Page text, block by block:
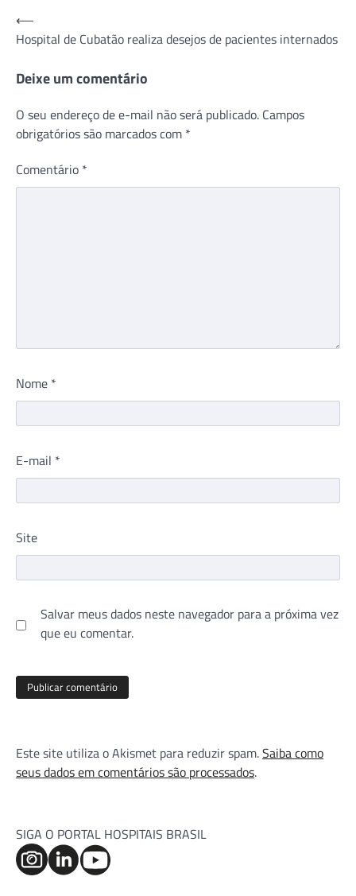
Navegação
de
Post
⟵
Hospital de Cubatão realiza desejos de pacientes internados
Deixe um comentário
O seu endereço de e-mail não será publicado. Campos
obrigatórios são marcados com *
Comentário *
Nome *
E-mail *
Site
Salvar meus dados neste navegador para a próxima vez
que eu comentar.
Este site utiliza o Akismet para reduzir spam.Saiba como
seus dados em comentários são processados.
SIGA O PORTAL HOSPITAIS BRASIL